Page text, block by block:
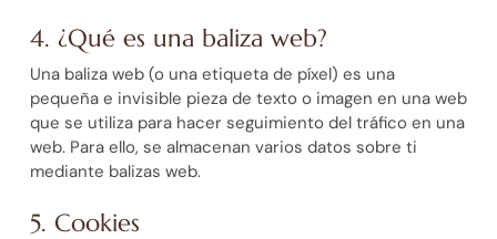
4. ¿Qué es una baliza web?
Una baliza web (o una etiqueta de píxel) es una
pequeña e invisible pieza de texto o imagen en una web
que se utiliza para hacer seguimiento del tráfico en una
web. Para ello, se almacenan varios datos sobre ti
mediante balizas web.
5. Cookies